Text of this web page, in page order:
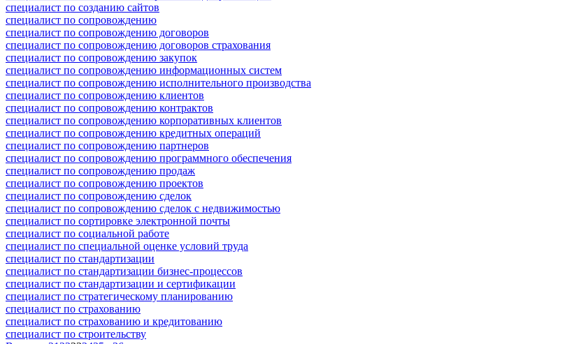
специалист по созданию сайтов
специалист по сопровождению
специалист по сопровождению договоров
специалист по сопровождению договоров страхования
специалист по сопровождению закупок
специалист по сопровождению информационных систем
специалист по сопровождению исполнительного производства
специалист по сопровождению клиентов
специалист по сопровождению контрактов
специалист по сопровождению корпоративных клиентов
специалист по сопровождению кредитных операций
специалист по сопровождению партнеров
специалист по сопровождению программного обеспечения
специалист по сопровождению продаж
специалист по сопровождению проектов
специалист по сопровождению сделок
специалист по сопровождению сделок с недвижимостью
специалист по сортировке электронной почты
специалист по социальной работе
специалист по специальной оценке условий труда
специалист по стандартизации
специалист по стандартизации бизнес-процессов
специалист по стандартизации и сертификации
специалист по стратегическому планированию
специалист по страхованию
специалист по страхованию и кредитованию
специалист по строительству